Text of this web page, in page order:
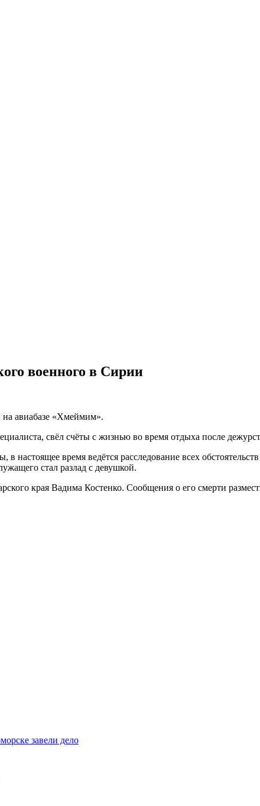
военного в Сирии
на авиабазе «Хмеймим».
свёл счёты с жизнью во время отдыха после
время ведётся расследование всех
стал разлад с девушкой.
края Вадима Костенко. Сообщения о его смерти
завели дело